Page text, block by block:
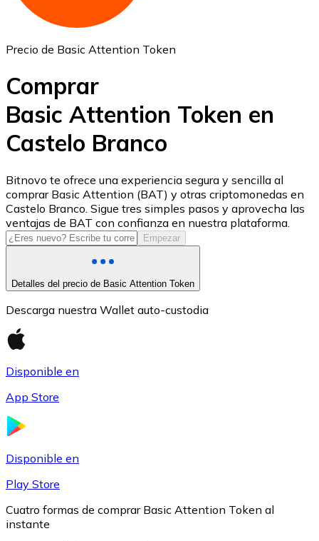
USD Coin
USDC
LTC
Precio de Basic Attention Token
Comprar
Basic Attention Token en
Castelo Branco
Bitnovo te ofrece una experiencia segura y sencilla al
comprar Basic Attention (BAT) y otras criptomonedas en
Castelo Branco. Sigue tres simples pasos y aprovecha las
ventajas de BAT con confianza en nuestra plataforma.
Empezar
Detalles del precio de Basic Attention Token
Descarga nuestra Wallet auto-custodia
Disponible en
App Store
Disponible en
Play Store
Cuatro formas de comprar Basic Attention Token al
instante